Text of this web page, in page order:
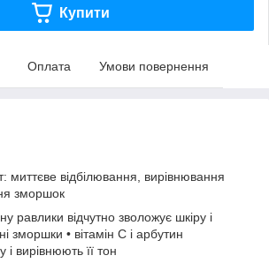
Купити
Оплата Умови повернення
миттєве відбілювання, вирівнювання
зморшок
равлики відчутно зволожує шкіру і
зморшки • вітамін С і арбутин
і вирівнюють її тон